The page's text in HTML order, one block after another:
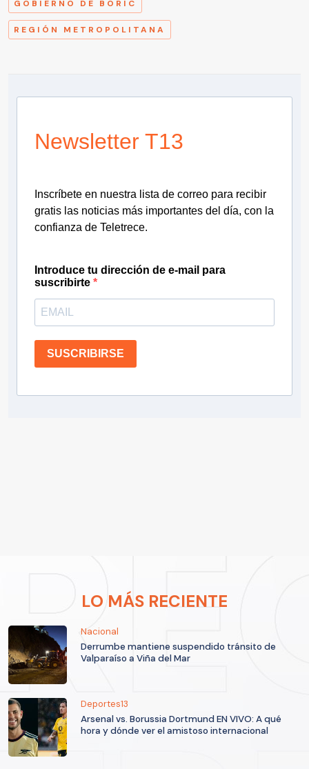
GOBIERNO DE BORIC
REGIÓN METROPOLITANA
Newsletter T13
Inscríbete en nuestra lista de correo para recibir
gratis las noticias más importantes del día, con la
confianza de Teletrece.
Introduce tu dirección de e-mail para
suscribirte
SUSCRIBIRSE
LO MÁS RECIENTE
Nacional
Derrumbe mantiene suspendido tránsito de
Valparaíso a Viña del Mar
Deportes13
Arsenal vs. Borussia Dortmund EN VIVO: A qué
hora y dónde ver el amistoso internacional